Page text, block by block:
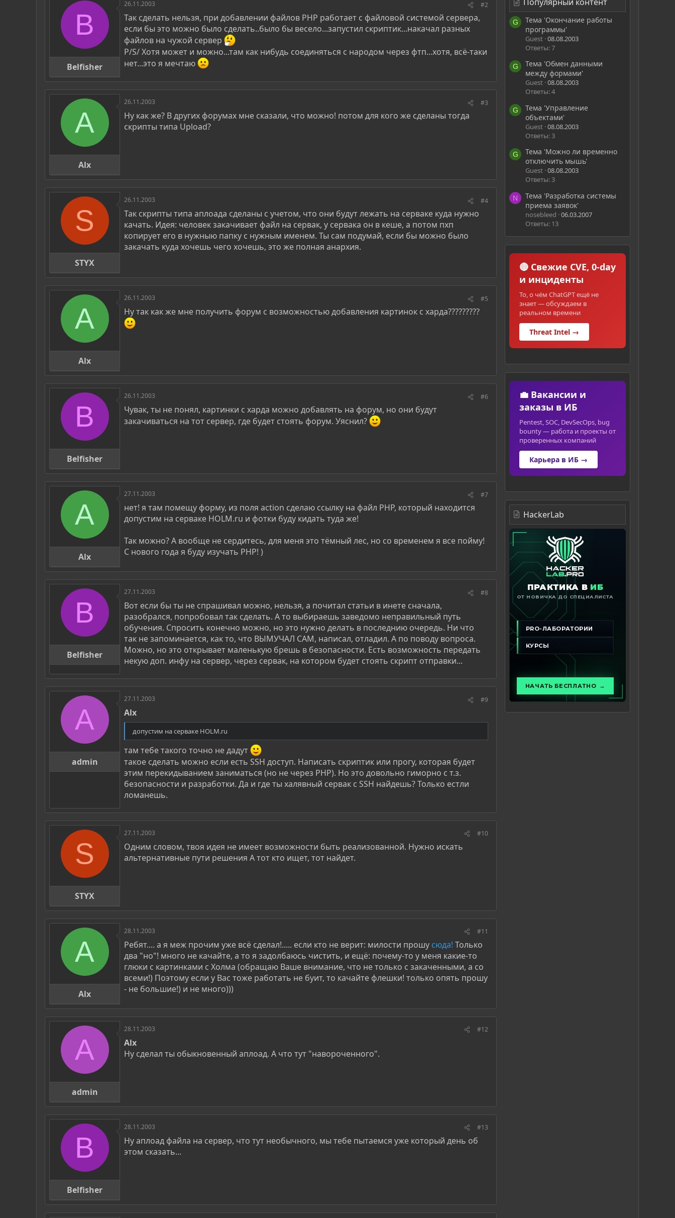
B
Belfisher
26.11.2003 #2
Так сделать нельзя, при добавлении файлов PHP работает с файловой системой сервера,
если бы это можно было сделать..было бы весело...запустил скриптик...накачал разных
файлов на чужой сервер
P/S/ Хотя может и можно...там как нибудь соединяться с народом через фтп...хотя, всё-таки
нет...это я мечтаю
A
Alx
26.11.2003 #3
Ну как же? В других форумах мне сказали, что можно! потом для кого же сделаны тогда
скрипты типа Upload?
S
STYX
26.11.2003 #4
Так скрипты типа аплоада сделаны с учетом, что они будут лежать на серваке куда нужно
качать. Идея: человек закачивает файл на сервак, у сервака он в кеше, а потом пхп
копирует его в нужныю папку с нужным именем. Ты сам подумай, если бы можно было
закачать куда хочешь чего хочешь, это же полная анархия.
A
Alx
26.11.2003 #5
Ну так как же мне получить форум с возможностью добавления картинок с харда?????????
B
Belfisher
26.11.2003 #6
Чувак, ты не понял, картинки с харда можно добавлять на форум, но они будут
закачиваться на тот сервер, где будет стоять форум. Уяснил?
A
Alx
27.11.2003 #7
нет! я там помещу форму, из поля action сделаю ссылку на файл PHP, который находится
допустим на серваке HOLM.ru и фотки буду кидать туда же!
Так можно? А вообще не сердитесь, для меня это тёмный лес, но со временем я все пойму!
С нового года я буду изучать PHP! )
B
Belfisher
27.11.2003 #8
Вот если бы ты не спрашивал можно, нельзя, а почитал статьи в инете сначала,
разобрался, попробовал так сделать. А то выбираешь заведомо неправильный путь
обучения. Спросить конечно можно, но это нужно делать в последнию очередь. Ни что
так не запоминается, как то, что ВЫМУЧАЛ САМ, написал, отладил. А по поводу вопроса.
Можно, но это открывает маленькую брешь в безопасности. Есть возможность передать
некую доп. инфу на сервер, через сервак, на котором будет стоять скрипт отправки...
A
admin
27.11.2003 #9
Alx
допустим на серваке HOLM.ru
там тебе такого точно не дадут
такое сделать можно если есть SSH доступ. Написать скриптик или прогу, которая будет
этим перекидыванием заниматься (но не через PHP). Но это довольно гиморно с т.з.
безопасности и разработки. Да и где ты халявный сервак с SSH найдешь? Только естли
ломанешь.
S
STYX
27.11.2003 #10
Одним словом, твоя идея не имеет возможности быть реализованной. Нужно искать
альтернативные пути решения А тот кто ищет, тот найдет.
A
Alx
28.11.2003 #11
Ребят.... а я меж прочим уже всё сделал!..... если кто не верит: милости прошу сюда! Только
два "но"! много не качайте, а то я задолбаюсь чистить, и ещё: почему-то у меня какие-то
глюки с картинками с Холма (обращаю Ваше внимание, что не только с закаченными, а со
всеми!) Поэтому если у Вас тоже работать не буит, то качайте флешки! только опять прошу
- не большие!) и не много)))
A
admin
28.11.2003 #12
Alx
Ну сделал ты обыкновенный аплоад. А что тут "навороченного".
B
Belfisher
28.11.2003 #13
Ну аплоад файла на сервер, что тут необычного, мы тебе пытаемся уже который день об
этом сказать...
G
Тема 'Окончание работы
программы'
Guest 08.08.2003
Ответы: 7
G
Тема 'Обмен данными
между формами'
Guest 08.08.2003
Ответы: 4
G
Тема 'Управление
объектами'
Guest 08.08.2003
Ответы: 3
G
Тема 'Можно ли временно
отключить мышь'
Guest 08.08.2003
Ответы: 3
N
Тема 'Разработка системы
приема заявок'
nosebleed 06.03.2007
Ответы: 13
🔴 Свежие CVE, 0-day
и инциденты
То, о чём ChatGPT ещё не
знает — обсуждаем в
реальном времени
Threat Intel →
💼 Вакансии и
заказы в ИБ
Pentest, SOC, DevSecOps, bug
bounty — работа и проекты от
проверенных компаний
Карьера в ИБ →
HackerLab